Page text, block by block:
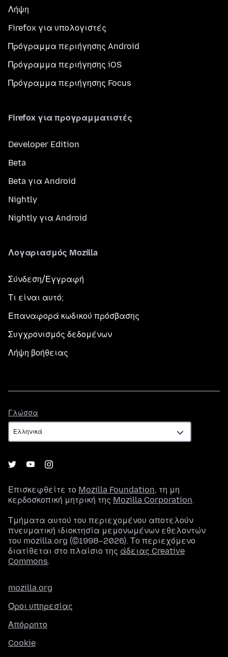
Λήψη
Firefox για υπολογιστές
Πρόγραμμα περιήγησης Android
Πρόγραμμα περιήγησης iOS
Πρόγραμμα περιήγησης Focus
Firefox για προγραμματιστές
Developer Edition
Beta
Beta για Android
Nightly
Nightly για Android
Λογαριασμός Mozilla
Σύνδεση/Εγγραφή
Τι είναι αυτό;
Επαναφορά κωδικού πρόσβασης
Συγχρονισμός δεδομένων
Λήψη βοήθειας
Γλώσσα
Επισκεφθείτε το Mozilla Foundation, τη μη
κερδοσκοπική μητρική της Mozilla Corporation.
Τμήματα αυτού του περιεχομένου αποτελούν
πνευματική ιδιοκτησία μεμονωμένων εθελοντών
του mozilla.org (©1998–2026). Το περιεχόμενο
διατίθεται στο πλαίσιο της άδειας Creative
Commons.
mozilla.org
Όροι υπηρεσίας
Απόρρητο
Cookie